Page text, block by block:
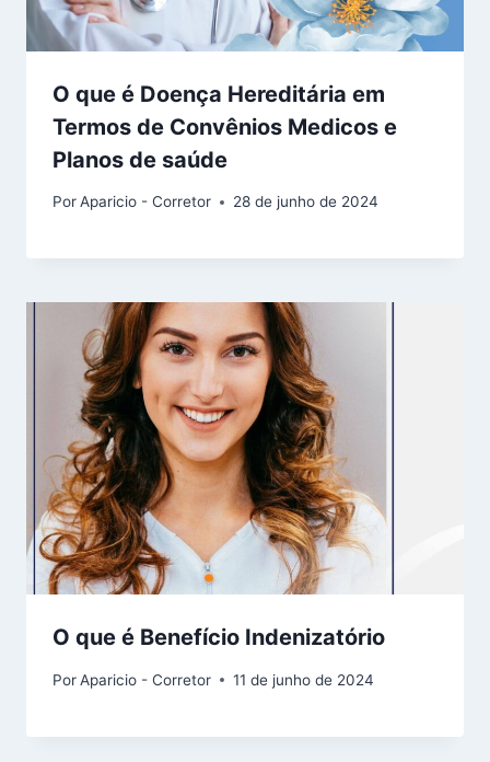
O que é Doença Hereditária em
Termos de Convênios Medicos e
Planos de saúde
PorAparicio - Corretor 28 de junho de 2024
O que é Benefício Indenizatório
PorAparicio - Corretor 11 de junho de 2024